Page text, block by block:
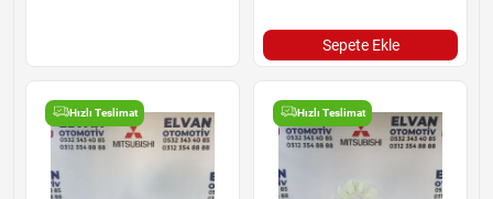
Sepete Ekle
Hızlı Teslimat Hızlı Teslimat